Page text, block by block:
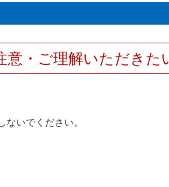
意・ご理解いただきた
いでください。